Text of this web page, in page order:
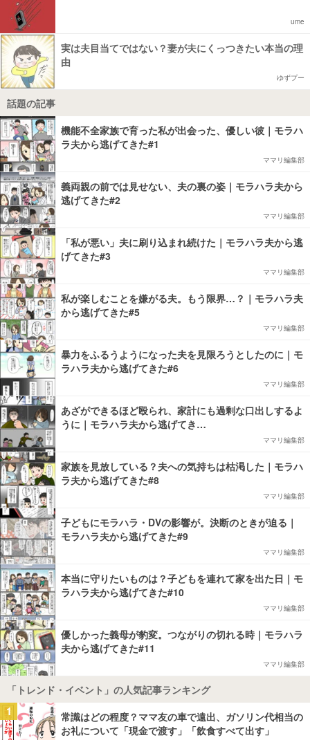
ume
実は夫目当てではない？妻が夫にくっつきたい本当の理
由
ゆずプー
話題の記事
機能不全家族で育った私が出会った、優しい彼｜モラハ
ラ夫から逃げてきた#1
ママリ編集部
義両親の前では見せない、夫の裏の姿｜モラハラ夫から
逃げてきた#2
ママリ編集部
「私が悪い」夫に刷り込まれ続けた｜モラハラ夫から逃
げてきた#3
ママリ編集部
私が楽しむことを嫌がる夫。もう限界…？｜モラハラ夫
から逃げてきた#5
ママリ編集部
暴力をふるうようになった夫を見限ろうとしたのに｜モ
ラハラ夫から逃げてきた#6
ママリ編集部
あざができるほど殴られ、家計にも過剰な口出しするよ
うに｜モラハラ夫から逃げてき…
ママリ編集部
家族を見放している？夫への気持ちは枯渇した｜モラハ
ラ夫から逃げてきた#8
ママリ編集部
子どもにモラハラ・DVの影響が。決断のときが迫る｜
モラハラ夫から逃げてきた#9
ママリ編集部
本当に守りたいものは？子どもを連れて家を出た日｜モ
ラハラ夫から逃げてきた#10
ママリ編集部
優しかった義母が豹変。つながりの切れる時｜モラハラ
夫から逃げてきた#11
ママリ編集部
「トレンド・イベント」の人気記事ランキング
1
常識はどの程度？ママ友の車で遠出、ガソリン代相当の
お礼について「現金で渡す」「飲食すべて出す」